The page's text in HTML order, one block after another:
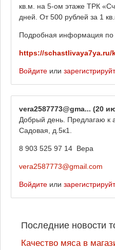
кв.м. на 5-ом этаже ТРК
дней. От 500 рублей за 1
Подробная информация по
https://schastlivaya7ya.ru/
Войдите или
vera2587773@gma... (20
Добрый день. Предлагаю к
Садовая, д.5к1.
8 903 525 97 14 Вера
vera2587773@gmail.com
Войдите или
Последние новости
Качество мяса в